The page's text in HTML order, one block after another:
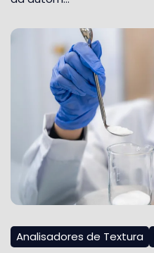
Analisadores de Textura